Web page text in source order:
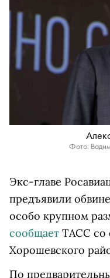
Фото:
Экс-главе
предъявили
особо крупном
сообщает ТАСС со
Хорошевского
По